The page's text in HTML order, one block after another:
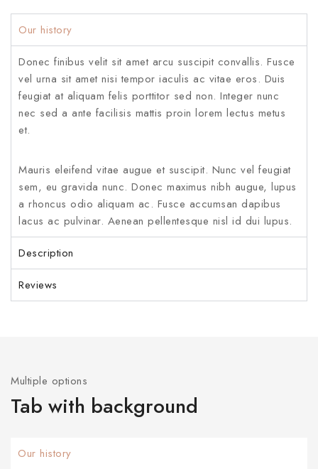
Our history
Donec finibus velit sit amet arcu suscipit convallis. Fusce
vel urna sit amet nisi tempor iaculis ac vitae eros. Duis
feugiat at aliquam felis porttitor sed non. Integer nunc
nec sed a ante facilisis mattis proin lorem lectus metus
et.
Mauris eleifend vitae augue et suscipit. Nunc vel feugiat
sem, eu gravida nunc. Donec maximus nibh augue, lupus
a rhoncus odio aliquam ac. Fusce accumsan dapibus
lacus ac pulvinar. Aenean pellentesque nisl id dui lupus.
Description
Reviews
Multiple options
Tab with background
Our history